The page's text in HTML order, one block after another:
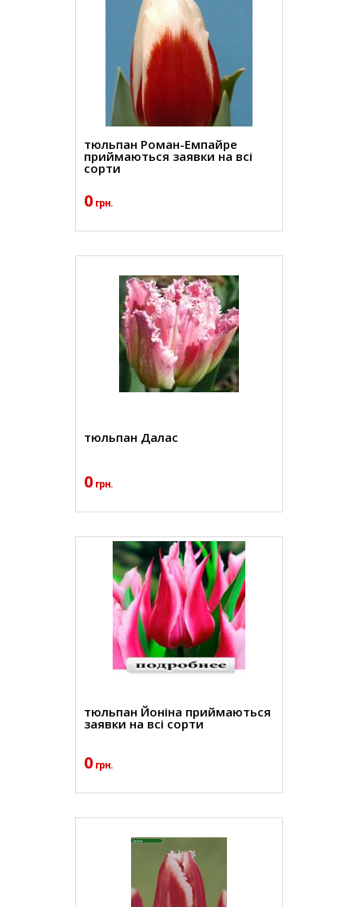
тюльпан Роман-Емпайре
приймаються заявки на всі
сорти
0 грн.
тюльпан Далас
0 грн.
тюльпан Йоніна приймаються
заявки на всі сорти
0 грн.